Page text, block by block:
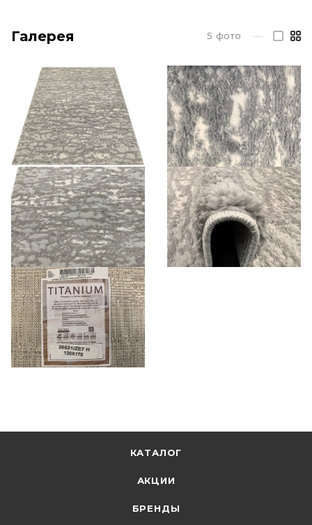
Галерея 5 фото —
КАТАЛОГ
АКЦИИ
БРЕНДЫ